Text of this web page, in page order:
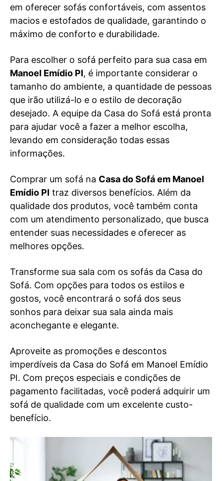
em oferecer sofás confortáveis, com assentos
macios e estofados de qualidade, garantindo o
máximo de conforto e durabilidade.
Para escolher o sofá perfeito para sua casa em
Manoel Emídio PI, é importante considerar o
tamanho do ambiente, a quantidade de pessoas
que irão utilizá-lo e o estilo de decoração
desejado. A equipe da Casa do Sofá está pronta
para ajudar você a fazer a melhor escolha,
levando em consideração todas essas
informações.
Comprar um sofá na Casa do Sofá em Manoel
Emídio PI traz diversos benefícios. Além da
qualidade dos produtos, você também conta
com um atendimento personalizado, que busca
entender suas necessidades e oferecer as
melhores opções.
Transforme sua sala com os sofás da Casa do
Sofá. Com opções para todos os estilos e
gostos, você encontrará o sofá dos seus
sonhos para deixar sua sala ainda mais
aconchegante e elegante.
Aproveite as promoções e descontos
imperdíveis da Casa do Sofá em Manoel Emídio
PI. Com preços especiais e condições de
pagamento facilitadas, você poderá adquirir um
sofá de qualidade com um excelente custo-
benefício.